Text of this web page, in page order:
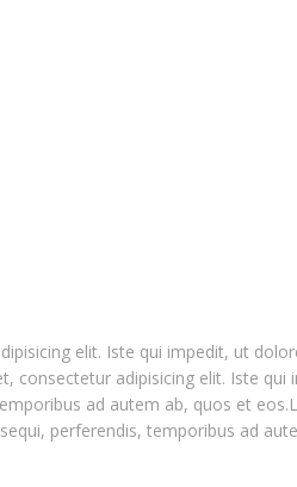
elit. Iste qui impedit, ut
consectetur adipisicing elit. Iste
ad autem ab, quos et
perferendis, temporibus ad